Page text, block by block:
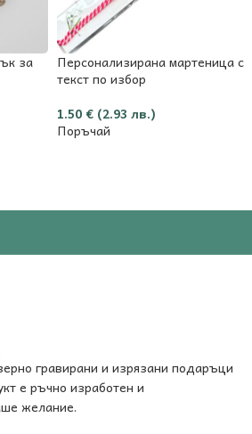
за
Персонализирана мартеница с
текст по избор
1.50 € (2.93 лв.)
Поръчай
гравирани и изрязани подаръци
е ръчно изработен и
желание.